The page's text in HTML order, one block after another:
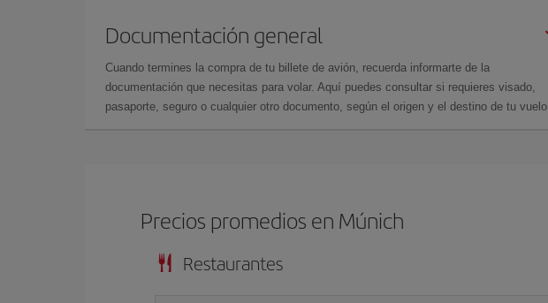
Documentación general
Cuando termines la compra de tu billete de avión, recuerda informarte de la
documentación que necesitas para volar. Aquí puedes consultar si requieres visado,
pasaporte, seguro o cualquier otro documento, según el origen y el destino de tu vuelo.
Precios promedios en Múnich
Restaurantes